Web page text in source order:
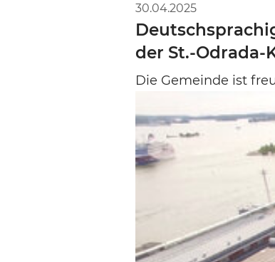
30.04.2025
der St.-Odrada-
Die Gemeinde ist